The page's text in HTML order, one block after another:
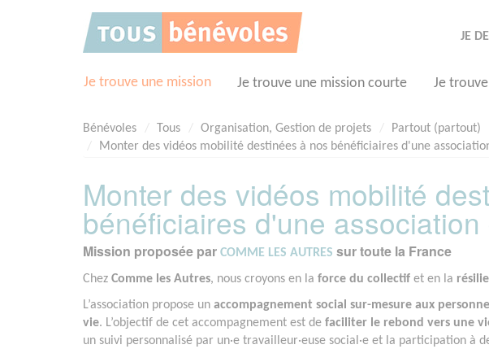
JE
Je trouve une mission Je trouve une mission courte Je
Bénévoles Tous Organisation, Gestion de projets Partout (partout)
Monter des vidéos mobilité destinées à nos bénéficiaires d'une
Monter des vidéos mobilité
bénéficiaires d'une
Mission proposée par COMME LES AUTRES sur toute la France
Chez Comme les Autres, nous croyons en la force du collectif et en la
L’association propose un accompagnement social sur-mesure aux
vie. L’objectif de cet accompagnement est de faciliter le rebond vers une
un suivi personnalisé par un·e travailleur·euse social·e et la participation à